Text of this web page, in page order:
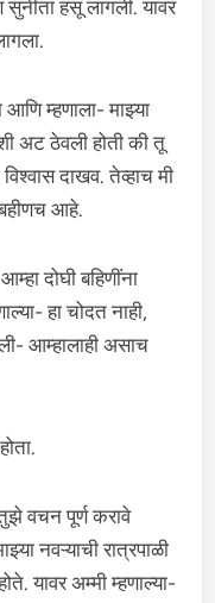
हसू लागली. यावर
म्हणाला- माझ्या
अट ठेवली होती की तू
दाखव. तेव्हाच मी
आहे.
दोघी बहिणींना
हा चोदत नाही,
आम्हालाही असाच
वचन पूर्ण करावे
नवऱ्याची रात्रपाळी
यावर अम्मी म्हणाल्या-